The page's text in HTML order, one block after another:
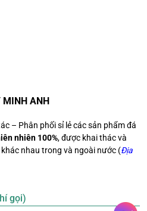
& sử dụng
để giữ độ bóng
trầy xước
môi trường ẩm thấp
định kỳ bằng ánh sáng mặt
MINH ANH
– Phân phối sỉ lẻ các sản phẩm đá
nhiên 100%, được khai thác và
nhau trong và ngoài nước (Địa
gọi)